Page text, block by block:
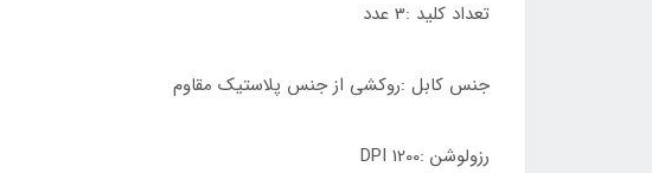
تعداد کلید :3 عدد
جنس کابل :روکشی از جنس پلاستیک مقاوم
رزولوشن :1200 DPI